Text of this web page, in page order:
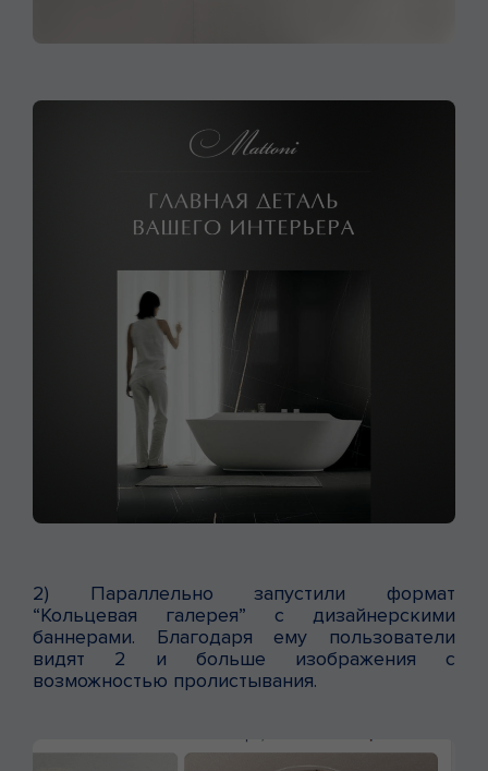
2) Параллельно запустили формат
“Кольцевая галерея” с дизайнерскими
баннерами. Благодаря ему пользователи
видят 2 и больше изображения с
возможностью пролистывания.